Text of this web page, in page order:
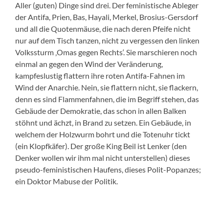
Aller (guten) Dinge sind drei. Der feministische Ableger
der Antifa, Prien, Bas, Hayali, Merkel, Brosius-Gersdorf
und all die Quotenmäuse, die nach deren Pfeife nicht
nur auf dem Tisch tanzen, nicht zu vergessen den linken
Volkssturm ‚Omas gegen Rechts‘. Sie marschieren noch
einmal an gegen den Wind der Veränderung,
kampfeslustig flattern ihre roten Antifa-Fahnen im
Wind der Anarchie. Nein, sie flattern nicht, sie flackern,
denn es sind Flammenfahnen, die im Begriff stehen, das
Gebäude der Demokratie, das schon in allen Balken
stöhnt und ächzt, in Brand zu setzen. Ein Gebäude, in
welchem der Holzwurm bohrt und die Totenuhr tickt
(ein Klopfkäfer). Der große King Beil ist Lenker (den
Denker wollen wir ihm mal nicht unterstellen) dieses
pseudo-feministischen Haufens, dieses Polit-Popanzes;
ein Doktor Mabuse der Politik.